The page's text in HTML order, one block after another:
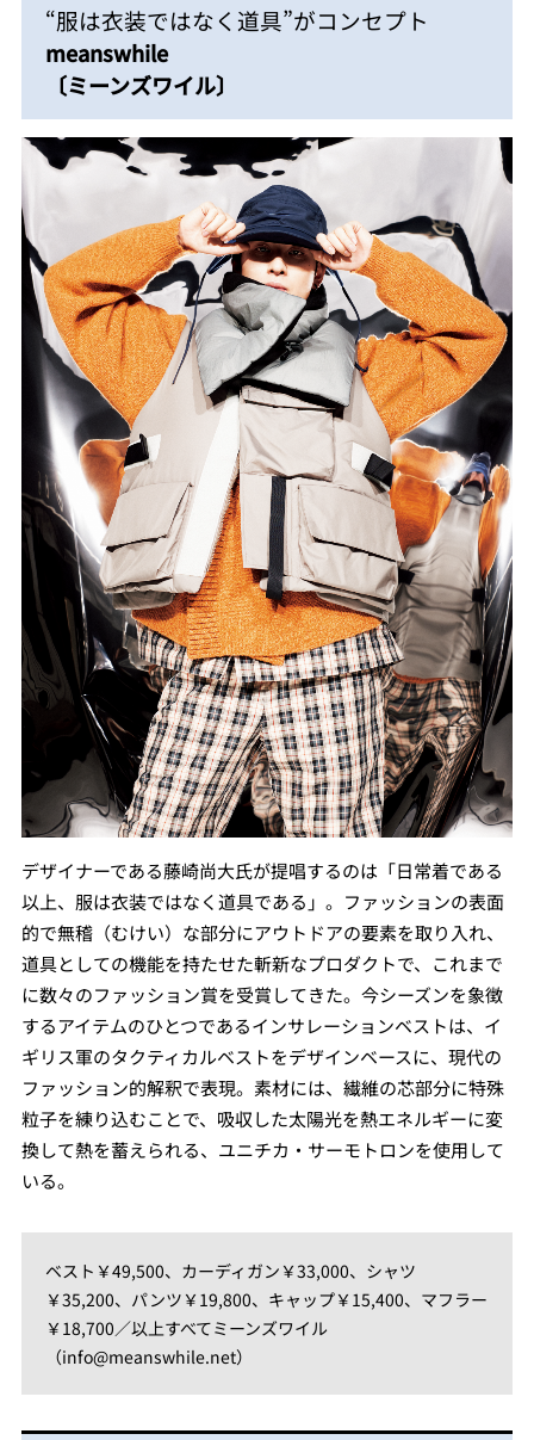
“服は衣装ではなく道具”がコンセプト
meanswhile
〔ミーンズワイル〕
デザイナーである藤崎尚大氏が提唱するのは「日常着である
以上、服は衣装ではなく道具である」。ファッションの表面
的で無稽（むけい）な部分にアウトドアの要素を取り入れ、
道具としての機能を持たせた斬新なプロダクトで、これまで
に数々のファッション賞を受賞してきた。今シーズンを象徴
するアイテムのひとつであるインサレーションベストは、イ
ギリス軍のタクティカルベストをデザインベースに、現代の
ファッション的解釈で表現。素材には、繊維の芯部分に特殊
粒子を練り込むことで、吸収した太陽光を熱エネルギーに変
換して熱を蓄えられる、ユニチカ・サーモトロンを使用して
いる。
ベスト￥49,500、カーディガン￥33,000、シャツ
￥35,200、パンツ￥19,800、キャップ￥15,400、マフラー
￥18,700／以上すべてミーンズワイル
（info@meanswhile.net）